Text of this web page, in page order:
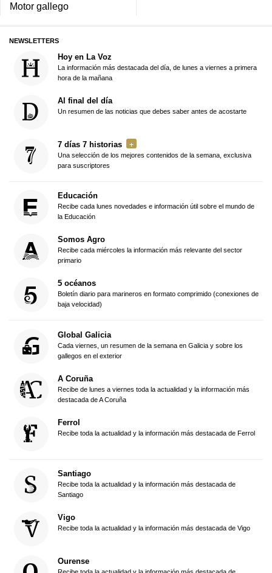
Motor gallego
NEWSLETTERS
Hoy en La Voz
La información más destacada del día, de lunes a viernes a primera
hora de la mañana
Al final del día
Un resumen de las noticias que debes saber antes de acostarte
7 días 7 historias
Una selección de los mejores contenidos de la semana, exclusiva
para suscriptores
Educación
Recibe cada lunes novedades e información útil sobre el mundo de
la Educación
Somos Agro
Recibe cada miércoles la información más relevante del sector
primario
5 océanos
Boletín diario para marineros en formato comprimido (conexiones de
baja velocidad)
Global Galicia
Cada viernes, un resumen de la semana en Galicia y sobre los
gallegos en el exterior
A Coruña
Recibe de lunes a viernes toda la actualidad y la información más
destacada de A Coruña
Ferrol
Recibe toda la actualidad y la información más destacada de Ferrol
Santiago
Recibe toda la actualidad y la información más destacada de
Santiago
Vigo
Recibe toda la actualidad y la información más destacada de Vigo
Ourense